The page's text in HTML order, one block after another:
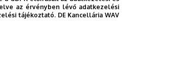
az érvényben lévő adatkezelési
tájékoztató. DE Kancellária WAV